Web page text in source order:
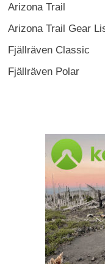
Arizona Trail
Arizona Trail Gear
Fjällräven Classic
Fjällräven Polar